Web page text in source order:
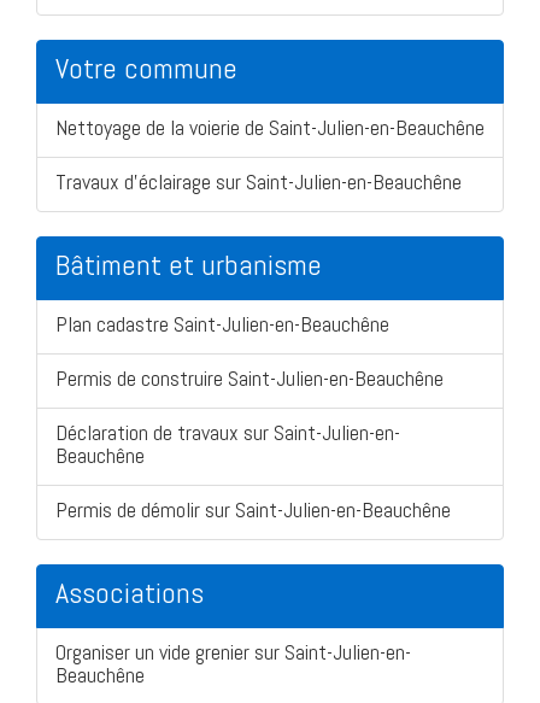
Votre commune
Nettoyage de la voierie de Saint-Julien-en-Beauchêne
Travaux d'éclairage sur Saint-Julien-en-Beauchêne
Bâtiment et urbanisme
Plan cadastre Saint-Julien-en-Beauchêne
Permis de construire Saint-Julien-en-Beauchêne
Déclaration de travaux sur Saint-Julien-en-
Beauchêne
Permis de démolir sur Saint-Julien-en-Beauchêne
Associations
Organiser un vide grenier sur Saint-Julien-en-
Beauchêne